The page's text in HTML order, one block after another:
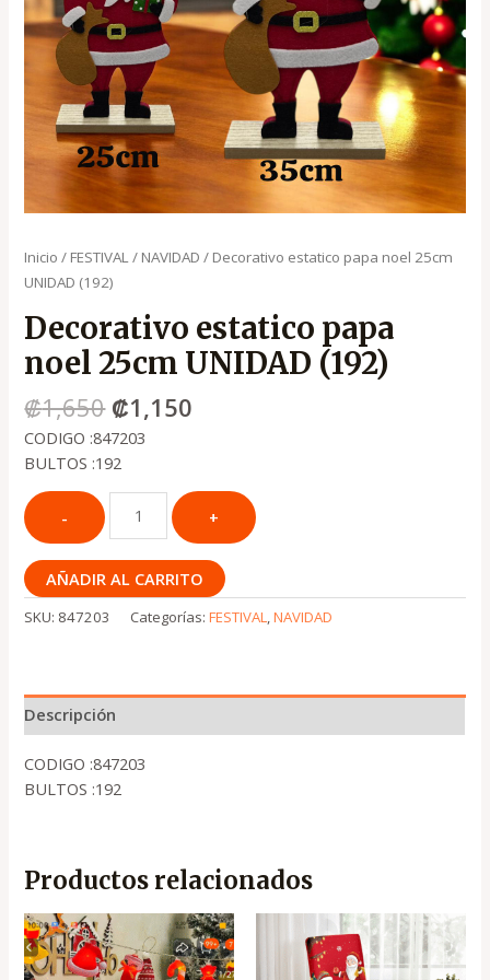
Inicio / FESTIVAL/ NAVIDAD / Decorativo estatico papa noel 25cm
UNIDAD (192)
Decorativo estatico papa
noel 25cm UNIDAD (192)
₡1,650 ₡1,150
CODIGO :847203
BULTOS :192
AÑADIR AL CARRITO
SKU: 847203 Categorías:FESTIVAL,NAVIDAD
Descripción
CODIGO :847203
BULTOS :192
Productos relacionados
El
precio
original
precio
actual
precio
original
El
precio
actual